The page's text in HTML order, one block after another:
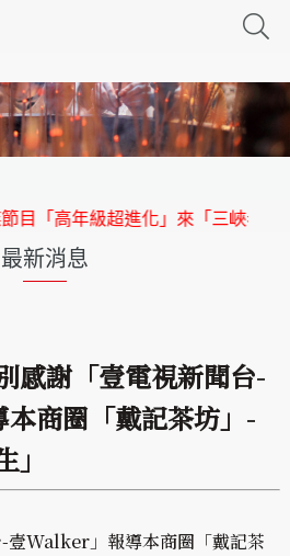
「高年級超進化」來「三峽老街」
最新消息
感謝「壹電視新聞台-
商圈「戴記茶坊」-
壹Walker」報導本商圈「戴記茶